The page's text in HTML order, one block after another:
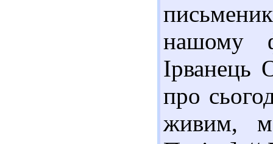
нашому
Ірванець
про
живим,